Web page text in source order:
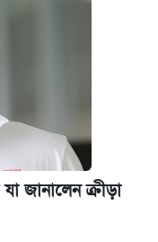
জানালেন ক্রীড়া